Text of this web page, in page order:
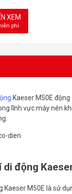
XEM
phí
Kaeser M50E
lĩnh vực máy nén
động
M50E là sử